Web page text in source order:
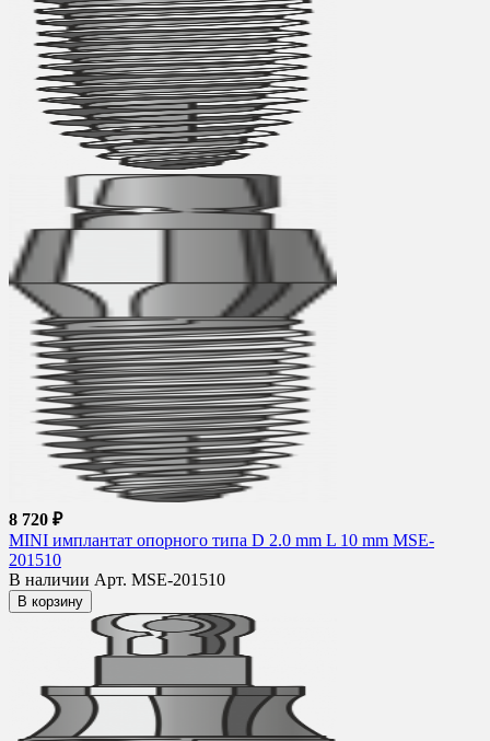
8 720 ₽
MINI имплантат опорного типа D 2.0 mm L 10 mm MSE-
201510
В наличии Арт. MSE-201510
В корзину